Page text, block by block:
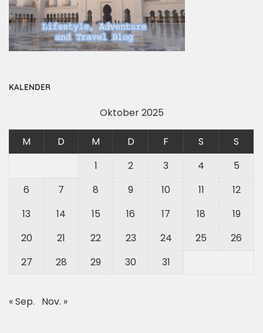
KALENDER
Oktober 2025
M D M D F S
S
1
2 3 4
5
6
7 8 9 10 11
12
13
14 15 16 17 18
19
20
21 22 23 24 25
26
27
28 29 30 31
« Sep. Nov. »